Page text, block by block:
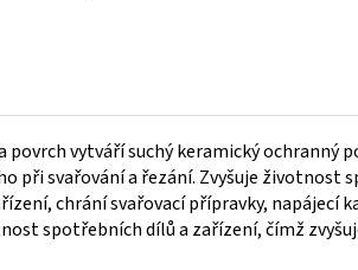
povrch vytváří suchý keramický ochranný
při svařování a řezání. Zvyšuje životnost
chrání svařovací přípravky, napájecí
spotřebních dílů a zařízení, čímž